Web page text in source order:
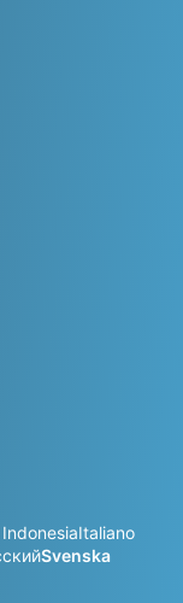
Italiano
Svenska